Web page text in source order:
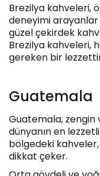
Brezilya kahveleri,
deneyimi
güzel çekirdek
Brezilya kahveleri,
gereken bir
Guatemala
Guatemala, zengin
dünyanın en
bölgedeki
dikkat çeker.